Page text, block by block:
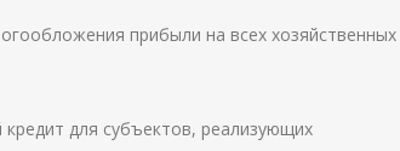
прибыли на всех хозяйственных
для субъектов, реализующих